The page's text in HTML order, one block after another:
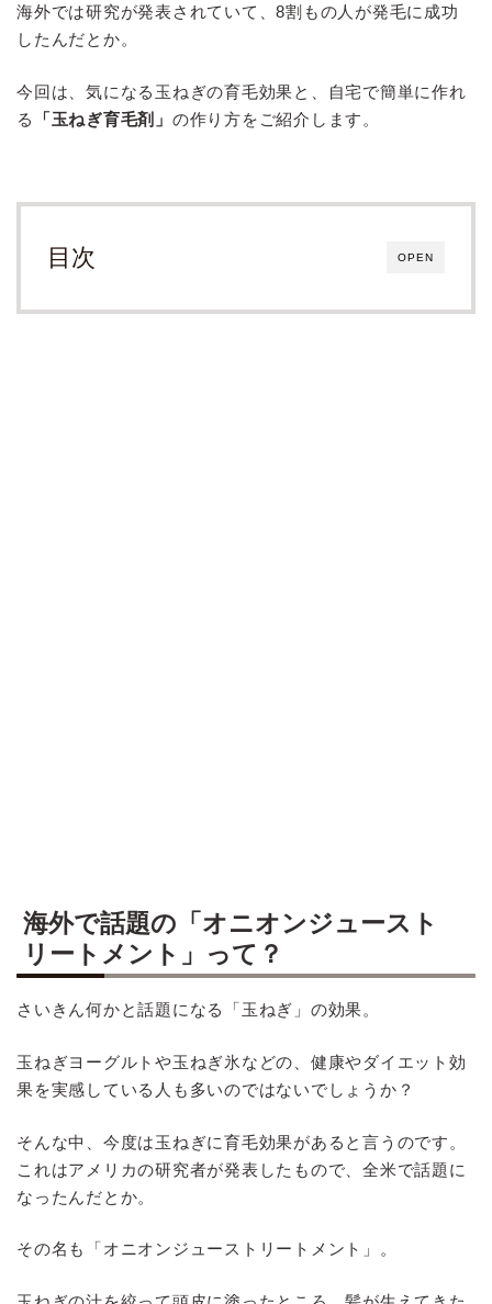
海外では研究が発表されていて、8割もの人が発毛に成功
したんだとか。
今回は、気になる玉ねぎの育毛効果と、自宅で簡単に作れ
る
「玉ねぎ育毛剤」 の作り方をご紹介します。
OPEN
目次
海外で話題の「オニオンジュースト
リートメント」って？
さいきん何かと話題になる「玉ねぎ」の効果。
玉ねぎヨーグルトや玉ねぎ氷などの、健康やダイエット効
果を実感している人も多いのではないでしょうか？
そんな中、今度は玉ねぎに育毛効果があると言うのです。
これはアメリカの研究者が発表したもので、全米で話題に
なったんだとか。
その名も「オニオンジューストリートメント」。